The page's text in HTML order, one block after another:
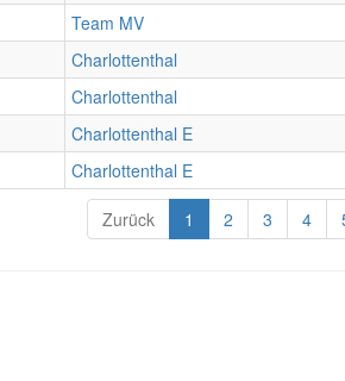
Team MV
Charlottenthal
Charlottenthal
Charlottenthal E
Charlottenthal E
Zurück 1 2 3 4